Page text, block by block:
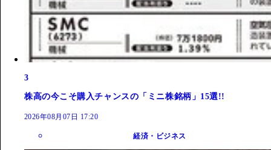
3
株高の今こそ購入チャンスの「ミニ株銘柄」15選!!
2026年08月07日 17:20
経済・ビジネス